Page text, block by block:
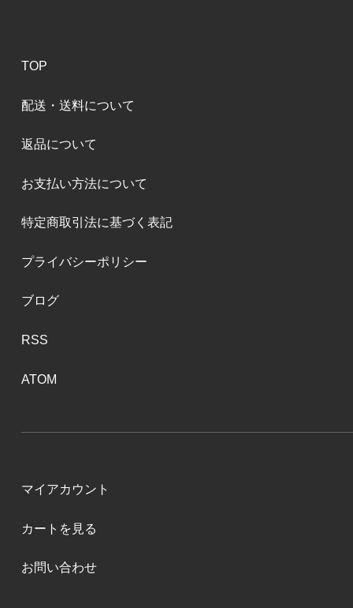
TOP
配送・送料について
返品について
お支払い方法について
特定商取引法に基づく表記
プライバシーポリシー
ブログ
RSS
ATOM
マイアカウント
カートを見る
お問い合わせ